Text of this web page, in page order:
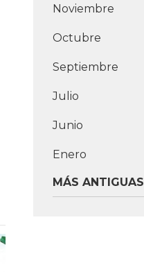
Noviembre
Octubre
Septiembre
Julio
Junio
Enero
MÁS ANTIGUAS